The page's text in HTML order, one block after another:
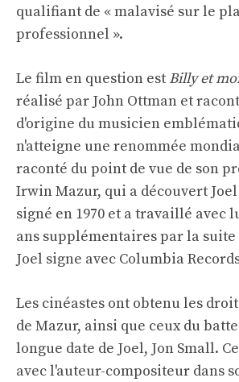
qualifiant de « malavisé sur le
professionnel ».
Le film en question est Billy et
réalisé par John Ottman et
d'origine du musicien
n'atteigne une renommée
raconté du point de vue de son
Irwin Mazur, qui a découvert Joel
signé en 1970 et a travaillé avec
ans supplémentaires par la suite
Joel signe avec Columbia
Les cinéastes ont obtenu les
de Mazur, ainsi que ceux du
longue date de Joel, Jon Small.
avec l'auteur-compositeur dans